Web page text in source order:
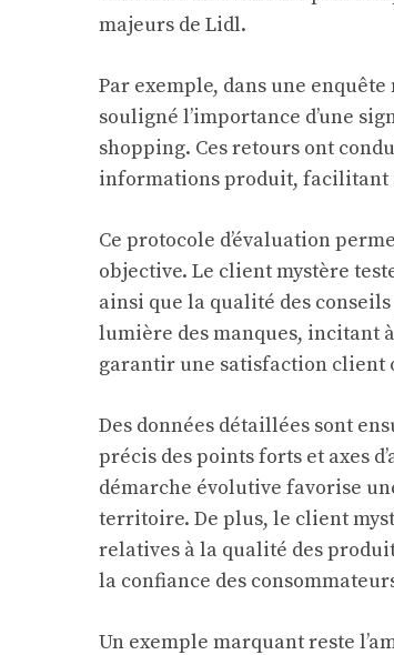
majeurs de Lidl.
Par exemple, dans une
souligné l’importance d’une
shopping. Ces retours ont
informations produit, facilitant
Ce protocole d’évaluation
objective. Le client mystère
ainsi que la qualité des
lumière des manques, incitant
garantir une satisfaction client
Des données détaillées sont
précis des points forts et axes
démarche évolutive favorise
territoire. De plus, le client
relatives à la qualité des
la confiance des
Un exemple marquant reste